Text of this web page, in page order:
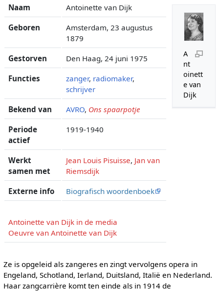
A
nt
oinett
e van
Dijk
Naam Antoinette van Dijk
Geboren
Amsterdam, 23 augustus
1879
Gestorven Den Haag, 24 juni 1975
Functies zanger, radiomaker,
schrijver
Bekend van AVRO, Ons spaarpotje
Periode
actief
1919-1940
Werkt
samen met
Jean Louis Pisuisse, Jan van
Riemsdijk
Externe info Biografisch woordenboek
Antoinette van Dijk in de media
Oeuvre van Antoinette van Dijk
Ze is opgeleid als zangeres en zingt vervolgens opera in
Engeland, Schotland, Ierland, Duitsland, Italië en Nederland.
Haar zangcarrière komt ten einde als in 1914 de